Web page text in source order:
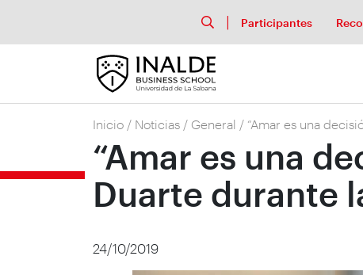
Participantes
Inicio / Noticias / General / “Amar es una
“Amar es una
Duarte durante
24/10/2019